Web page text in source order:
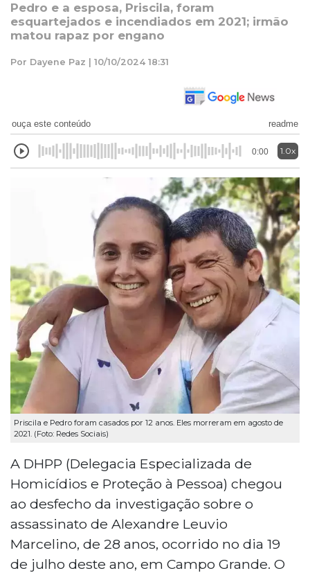
Pedro e a esposa, Priscila, foram
esquartejados e incendiados em 2021; irmão
matou rapaz por engano
Por Dayene Paz | 10/10/2024 18:31
ouça este conteúdo readme
0:00 1.0x
Priscila e Pedro foram casados por 12 anos. Eles morreram em agosto de
2021. (Foto: Redes Sociais)
A DHPP (Delegacia Especializada de
Homicídios e Proteção à Pessoa) chegou
ao desfecho da investigação sobre o
assassinato de Alexandre Leuvio
Marcelino, de 28 anos, ocorrido no dia 19
de julho deste ano, em Campo Grande. O